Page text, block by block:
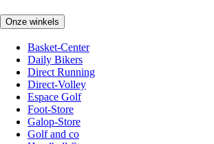
Onze winkels
Basket-Center
Daily Bikers
Direct Running
Direct-Volley
Espace Golf
Foot-Store
Galop-Store
Golf and co